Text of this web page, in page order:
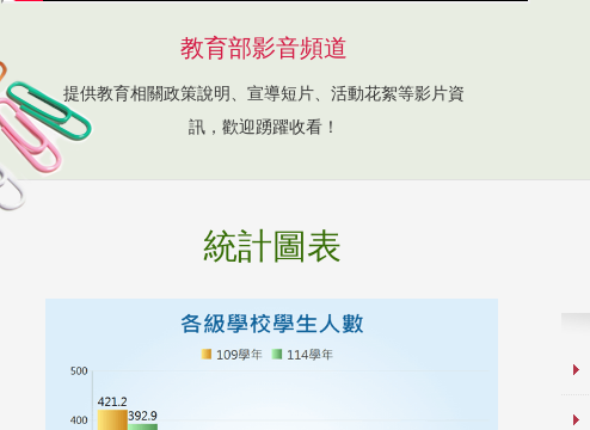
教育部影音頻道
提供教育相關政策說明、宣導短片、活動花絮等影片資
訊，歡迎踴躍收看！
統計圖表